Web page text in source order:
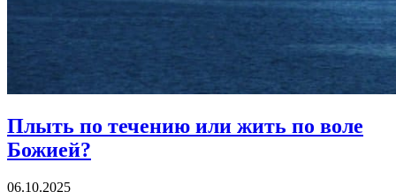
Плыть по течению или жить по воле
Божией?
06.10.2025